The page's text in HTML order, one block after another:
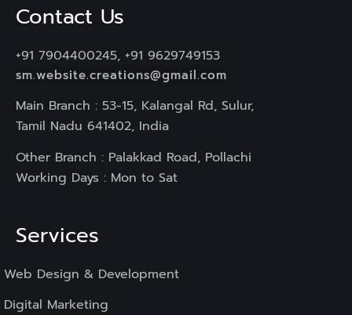
Contact Us
+91 7904400245, +91 9629749153
sm.website.creations@gmail.com
Main Branch : 53-15, Kalangal Rd, Sulur,
Tamil Nadu 641402, India
Other Branch : Palakkad Road, Pollachi
Working Days : Mon to Sat
Services
Web Design & Development
Digital Marketing